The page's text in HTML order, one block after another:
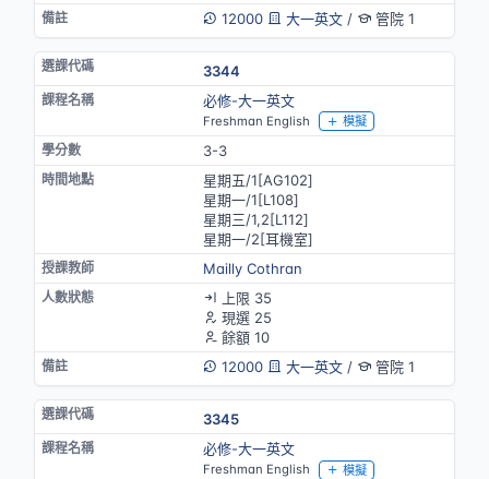
12000
大一英文/ 管院 1
3344
必修-大一英文
Freshman English 模擬
3-3
星期五/1[AG102]
星期一/1[L108]
星期三/1,2[L112]
星期一/2[耳機室]
Mailly Cothran
上限 35
現選 25
餘額 10
12000
大一英文/ 管院 1
3345
必修-大一英文
Freshman English 模擬